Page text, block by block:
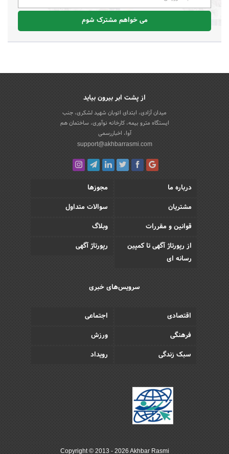
می خواهم مشترک شوم
از پشت ابر بیرون بیاید
میدان آزادی، ابتدای اتوبان شهید لشکری، جنب
ایستگاه مترو بیمه، کارخانه نوآوری، ساختمان هم
آوا، اخباررسمی
support@akhbarrasmi.com
درباره ما
مجوزها
مشتریان
سوالات متداول
قوانین و مقررات
وبلاگ
از رپورتاژ آگهی تا کمپین
رسانه ای
رپورتاژ آگهی
سرویس‌های خبری
اقتصادی
اجتماعی
فرهنگی
ورزش
سبک زندگی
رویداد
Copyright © 2013 - 2026 Akhbar Rasmi